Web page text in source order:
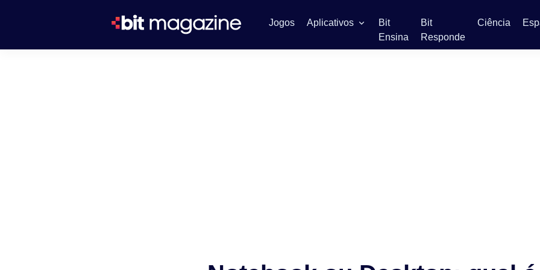
Jogos Aplicativos
Bit
Ensina
Bit
Responde
Ciência